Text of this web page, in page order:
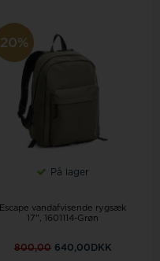
20%
På lager
Escape vandafvisende rygsæk
17", 1601114-Grøn
800,00 640,00DKK